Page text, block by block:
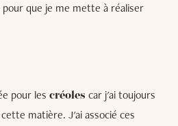
pour que je me mette à réaliser
pour les créoles car j'ai toujours
matière. J'ai associé ces